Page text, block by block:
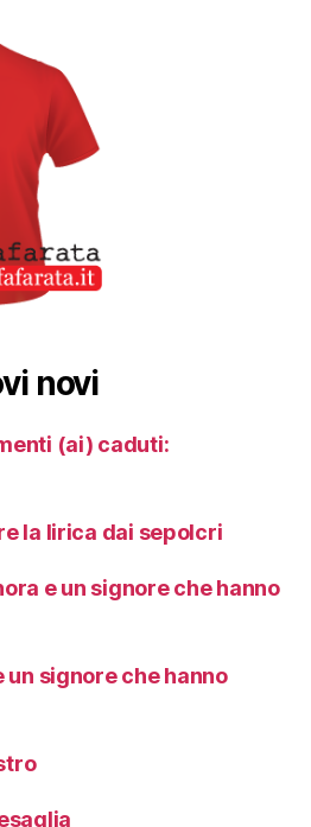
novi
(ai) caduti:
la lirica dai sepolcri
e un signore che hanno
un signore che hanno